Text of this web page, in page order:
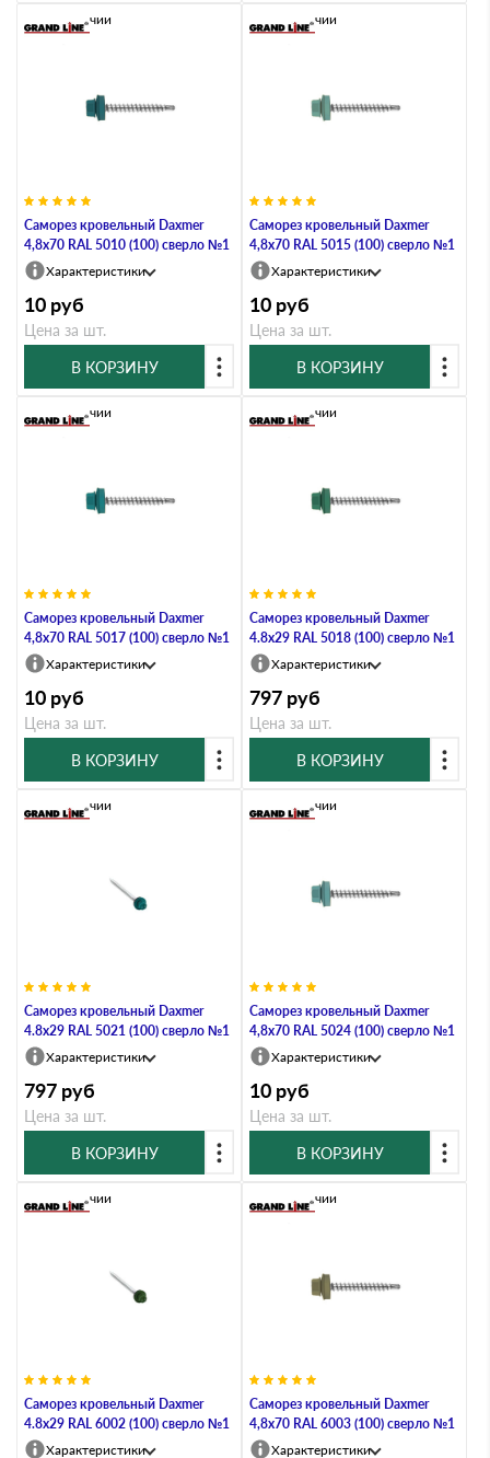
Саморез кровельный Daxmer
4,8х70 RAL 5010 (100) сверло №1
В наличии
Характеристики
10 руб
Цена за шт.
В КОРЗИНУ
Саморез кровельный Daxmer
4,8х70 RAL 5015 (100) сверло №1
В наличии
Характеристики
10 руб
Цена за шт.
В КОРЗИНУ
Саморез кровельный Daxmer
4,8х70 RAL 5017 (100) сверло №1
В наличии
Характеристики
10 руб
Цена за шт.
В КОРЗИНУ
Саморез кровельный Daxmer
4.8х29 RAL 5018 (100) сверло №1
В наличии
Характеристики
797 руб
Цена за шт.
В КОРЗИНУ
Саморез кровельный Daxmer
4.8х29 RAL 5021 (100) сверло №1
В наличии
Характеристики
797 руб
Цена за шт.
В КОРЗИНУ
Саморез кровельный Daxmer
4,8х70 RAL 5024 (100) сверло №1
В наличии
Характеристики
10 руб
Цена за шт.
В КОРЗИНУ
Саморез кровельный Daxmer
4.8х29 RAL 6002 (100) сверло №1
В наличии
Характеристики
Саморез кровельный Daxmer
4,8х70 RAL 6003 (100) сверло №1
В наличии
Характеристики